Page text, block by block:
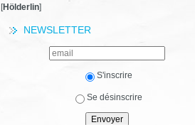
[Hölderlin]
NEWSLETTER
S'inscrire
Se désinscrire